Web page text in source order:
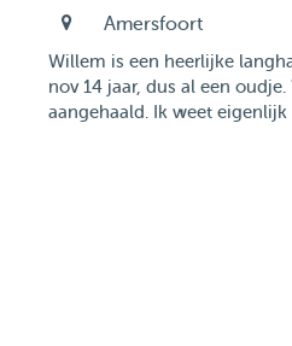
Amersfoort
Willem is een heerlijke
nov 14 jaar, dus al een
aangehaald. Ik weet